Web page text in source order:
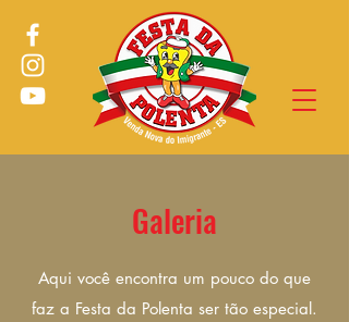
Galeria
Aqui você encontra um pouco do que
faz a Festa da Polenta ser tão especial.